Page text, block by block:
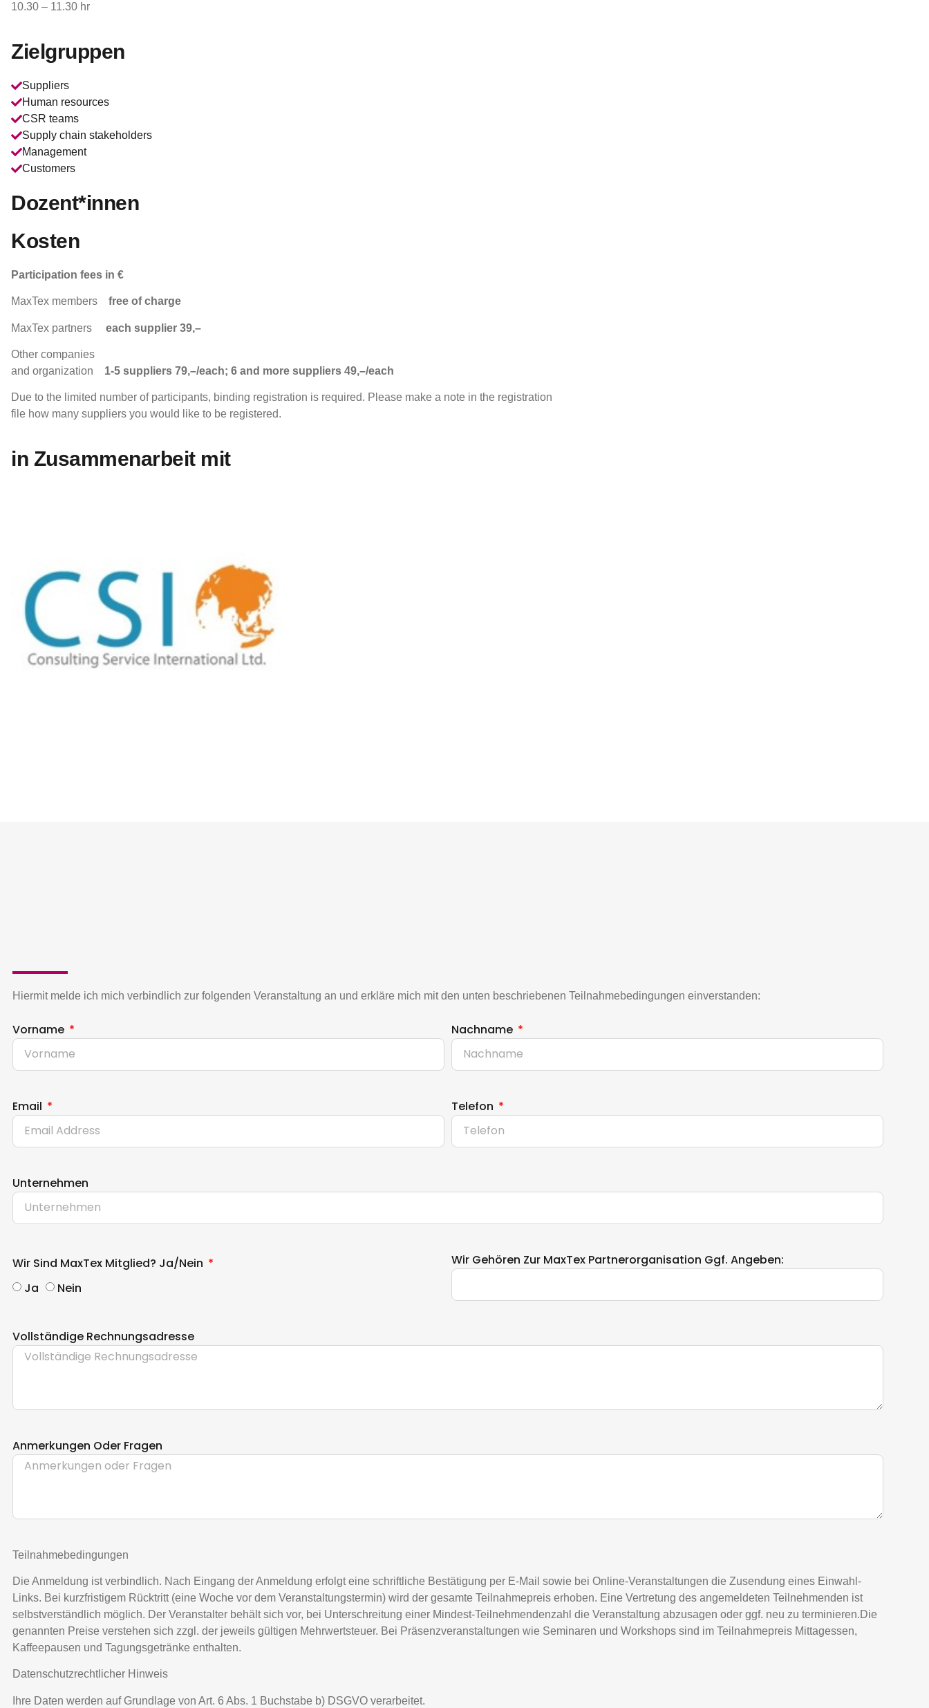
10.30 – 11.30 hr
Zielgruppen
Suppliers
Human resources
CSR teams
Supply chain stakeholders
Management
Customers
Dozent*innen
Kosten
Participation fees in €
MaxTex members free of charge
MaxTex partners each supplier 39,–
Other companies
and organization 1-5 suppliers 79,–/each; 6 and more suppliers 49,–/each
Due to the limited number of participants, binding registration is required. Please make a note in the registration
file how many suppliers you would like to be registered.
in Zusammenarbeit mit
Hiermit melde ich mich verbindlich zur folgenden Veranstaltung an und erkläre mich mit den unten beschriebenen Teilnahmebedingungen einverstanden:
Vorname Nachname
Email Telefon
Unternehmen
Wir Sind MaxTex Mitglied? Ja/nein
Ja
Nein
Wir Gehören Zur MaxTex Partnerorganisation Ggf. Angeben:
Vollständige Rechnungsadresse
Anmerkungen Oder Fragen
Teilnahmebedingungen
Die Anmeldung ist verbindlich. Nach Eingang der Anmeldung erfolgt eine schriftliche Bestätigung per E-Mail sowie bei Online-Veranstaltungen die Zusendung eines Einwahl-
Links. Bei kurzfristigem Rücktritt (eine Woche vor dem Veranstaltungstermin) wird der gesamte Teilnahmepreis erhoben. Eine Vertretung des angemeldeten Teilnehmenden ist
selbstverständlich möglich. Der Veranstalter behält sich vor, bei Unterschreitung einer Mindest-Teilnehmendenzahl die Veranstaltung abzusagen oder ggf. neu zu terminieren.Die
genannten Preise verstehen sich zzgl. der jeweils gültigen Mehrwertsteuer. Bei Präsenzveranstaltungen wie Seminaren und Workshops sind im Teilnahmepreis Mittagessen,
Kaffeepausen und Tagungsgetränke enthalten.
Datenschutzrechtlicher Hinweis
Ihre Daten werden auf Grundlage von Art. 6 Abs. 1 Buchstabe b) DSGVO verarbeitet.